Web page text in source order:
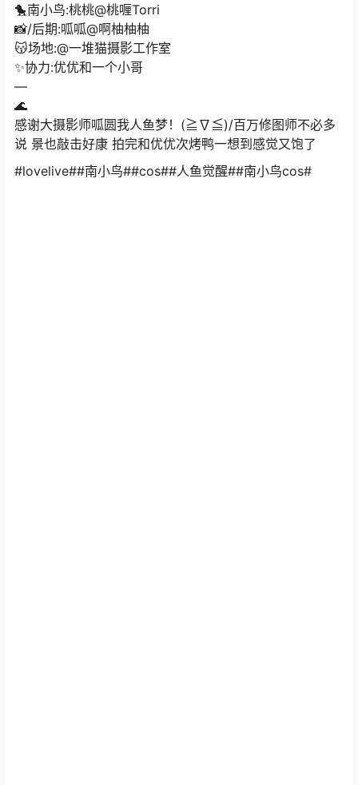
🐤南小鸟:桃桃@桃喱Torri
📸/后期:呱呱@啊柚柚柚
😽场地:@一堆猫摄影工作室
✨协力:优优和一个小哥
—
🌊
感谢大摄影师呱圆我人鱼梦！(≧∇≦)/百万修图师不必多
说 景也敲击好康 拍完和优优次烤鸭一想到感觉又饱了
#lovelive##南小鸟##cos##人鱼觉醒##南小鸟cos#